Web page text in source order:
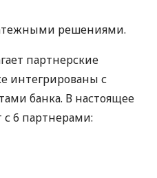
решениями.
партнерские
интегрированы с
банка. В настоящее
с 6 партнерами: